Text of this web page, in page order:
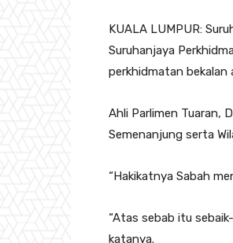
KUALA LUMPUR:
Suruhanjaya
perkhidmatan bekalan
Ahli Parlimen Tuaran,
Semenanjung serta
“Hakikatnya Sabah
“Atas sebab itu
katanya.